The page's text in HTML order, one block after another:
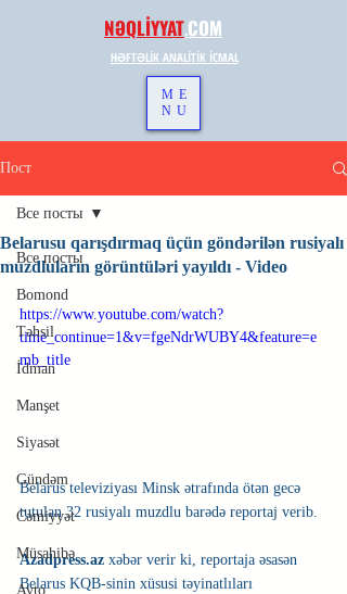
NƏQLİYYAT.COM
HƏFTƏLİK ANALİTİK İCMAL
ME
NU
Пост
Все посты
Bomond
Təhsil
İdman
Manşet
Siyasət
Gündəm
Cəmiyyət
Müsahibə
Avto
Все посты
Belarusu qarışdırmaq üçün göndərilən rusiyalı
muzdluların görüntüləri yayıldı - Video
https://www.youtube.com/watch?
time_continue=1&v=fgeNdrWUBY4&feature=e
mb_title
Belarus televiziyası Minsk ətrafında ötən gecə
tutulan 32 rusiyalı muzdlu barədə reportaj verib.
Azadpress.az xəbər verir ki, reportaja əsasən
Belarus KQB-sinin xüsusi təyinatlıları